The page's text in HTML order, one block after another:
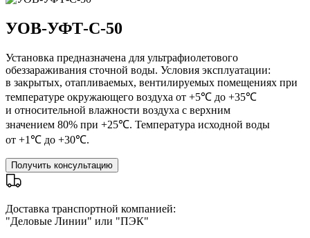
УОВ-УФТ-С-50
Установка предназначена для ультрафиолетового
обеззараживания сточной воды. Условия эксплуатации:
в закрытых, отапливаемых, вентилируемых помещениях при
температуре окружающего воздуха от +5℃ до +35℃
и относительной влажности воздуха с верхним
значением 80% при +25℃. Температура исходной воды
от +1℃ до +30℃.
Получить консультацию
Доставка транспортной компанией:
"Деловые Линии" или "ПЭК"